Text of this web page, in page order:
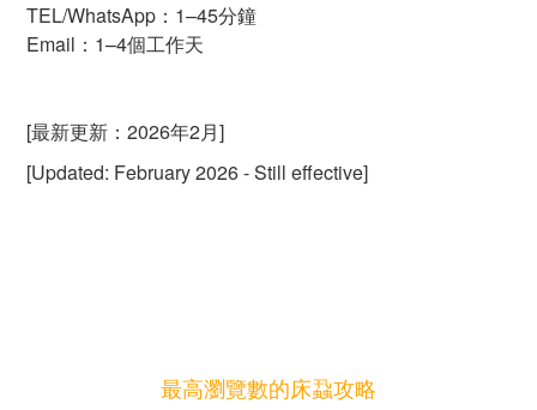
TEL/WhatsApp：1–45分鐘
Email：1–4個工作天
[最新更新：2026年2月]
[Updated: February 2026 - Still effective]
最高瀏覽數的床蝨攻略